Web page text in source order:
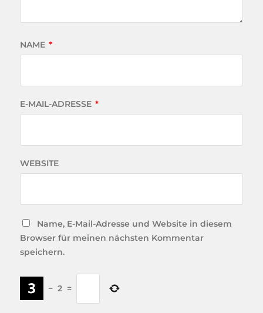
NAME *
E-MAIL-ADRESSE *
WEBSITE
Name, E-Mail-Adresse und Website in diesem
Browser für meinen nächsten Kommentar
speichern.
− 2 =